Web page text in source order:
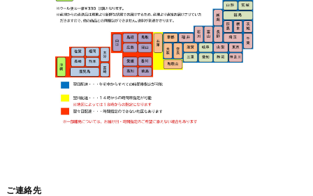
ご連絡先